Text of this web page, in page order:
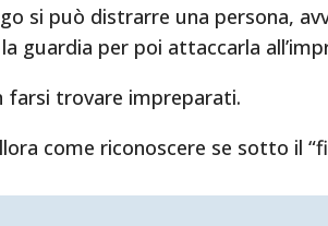
si può distrarre una persona,
guardia per poi attaccarla
farsi trovare impreparati.
come riconoscere se sotto il